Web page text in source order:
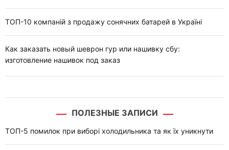
ТОП-10 компаній з продажу сонячних батарей в Україні
Как заказать новый шеврон гур или нашивку сбу:
изготовление нашивок под заказ
ПОЛЕЗНЫЕ ЗАПИСИ
ТОП-5 помилок при виборі холодильника та як їх уникнути